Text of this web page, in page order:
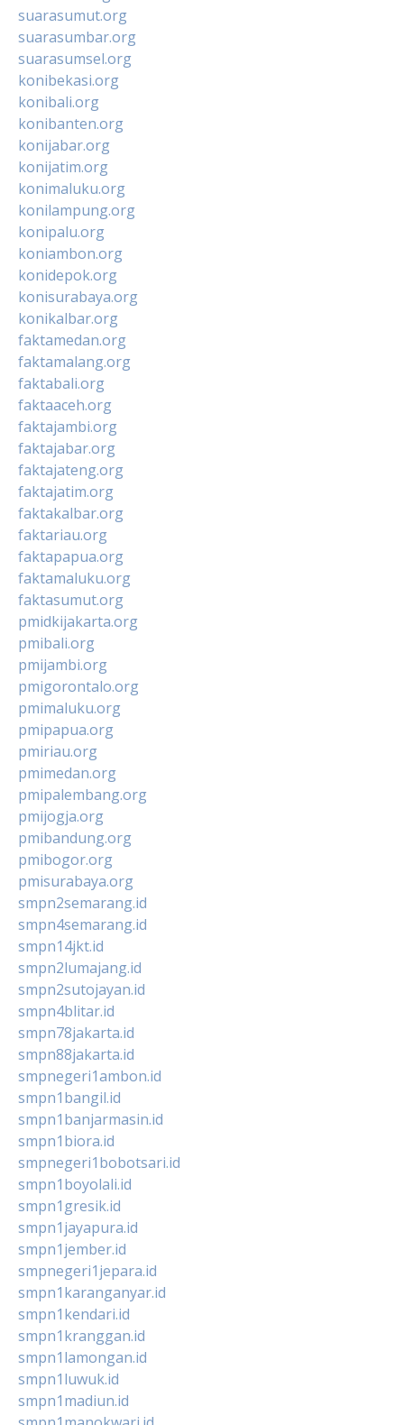
suarasumut.org
suarasumbar.org
suarasumsel.org
konibekasi.org
konibali.org
konibanten.org
konijabar.org
konijatim.org
konimaluku.org
konilampung.org
konipalu.org
koniambon.org
konidepok.org
konisurabaya.org
konikalbar.org
faktamedan.org
faktamalang.org
faktabali.org
faktaaceh.org
faktajambi.org
faktajabar.org
faktajateng.org
faktajatim.org
faktakalbar.org
faktariau.org
faktapapua.org
faktamaluku.org
faktasumut.org
pmidkijakarta.org
pmibali.org
pmijambi.org
pmigorontalo.org
pmimaluku.org
pmipapua.org
pmiriau.org
pmimedan.org
pmipalembang.org
pmijogja.org
pmibandung.org
pmibogor.org
pmisurabaya.org
smpn2semarang.id
smpn4semarang.id
smpn14jkt.id
smpn2lumajang.id
smpn2sutojayan.id
smpn4blitar.id
smpn78jakarta.id
smpn88jakarta.id
smpnegeri1ambon.id
smpn1bangil.id
smpn1banjarmasin.id
smpn1biora.id
smpnegeri1bobotsari.id
smpn1boyolali.id
smpn1gresik.id
smpn1jayapura.id
smpn1jember.id
smpnegeri1jepara.id
smpn1karanganyar.id
smpn1kendari.id
smpn1kranggan.id
smpn1lamongan.id
smpn1luwuk.id
smpn1madiun.id